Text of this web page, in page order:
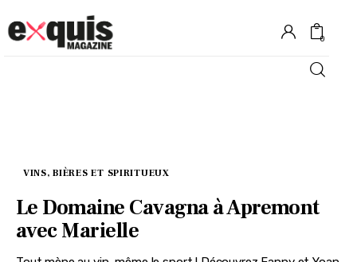
0
Recettes
Shopping
VINS, BIÈRES ET SPIRITUEUX
Le Domaine Cavagna à Apremont
avec Marielle